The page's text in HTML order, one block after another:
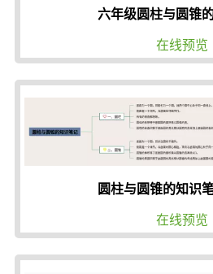
六年级圆柱与圆锥
在线预览
圆柱与圆锥的知识
在线预览